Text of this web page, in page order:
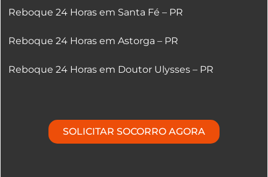
Reboque 24 Horas em Santa Fé – PR
Reboque 24 Horas em Astorga – PR
Reboque 24 Horas em Doutor Ulysses – PR
SOLICITAR SOCORRO AGORA